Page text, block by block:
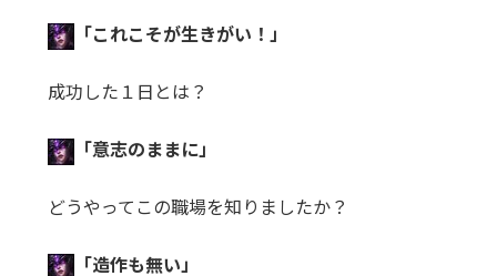
「これこそが生きがい！」
成功した１日とは？
「意志のままに」
どうやってこの職場を知りましたか？
「造作も無い」